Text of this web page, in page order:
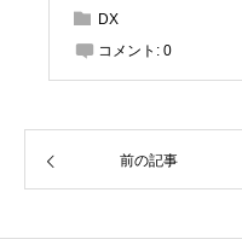
DX
コメント: 0
前の記事